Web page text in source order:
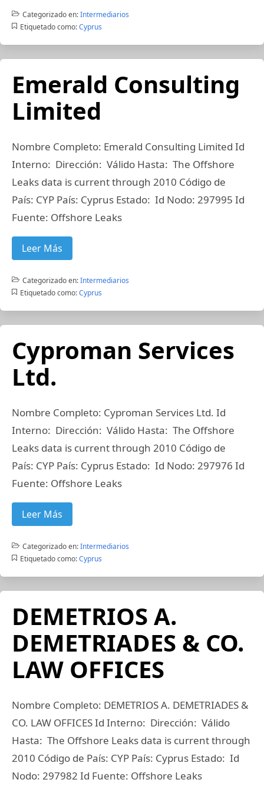
Categorizado en:Intermediarios
Etiquetado como: Cyprus
Emerald Consulting
Limited
Nombre Completo: Emerald Consulting Limited Id
Interno: Dirección: Válido Hasta: The Offshore
Leaks data is current through 2010 Código de
País: CYP País: Cyprus Estado: Id Nodo: 297995 Id
Fuente: Offshore Leaks
Leer Más
Categorizado en:Intermediarios
Etiquetado como: Cyprus
Cyproman Services
Ltd.
Nombre Completo: Cyproman Services Ltd. Id
Interno: Dirección: Válido Hasta: The Offshore
Leaks data is current through 2010 Código de
País: CYP País: Cyprus Estado: Id Nodo: 297976 Id
Fuente: Offshore Leaks
Leer Más
Categorizado en:Intermediarios
Etiquetado como: Cyprus
DEMETRIOS A.
DEMETRIADES & CO.
LAW OFFICES
Nombre Completo: DEMETRIOS A. DEMETRIADES &
CO. LAW OFFICES Id Interno: Dirección: Válido
Hasta: The Offshore Leaks data is current through
2010 Código de País: CYP País: Cyprus Estado: Id
Nodo: 297982 Id Fuente: Offshore Leaks